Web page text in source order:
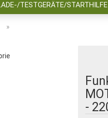
TESTGERÄTE/STARTHILFE
»
-